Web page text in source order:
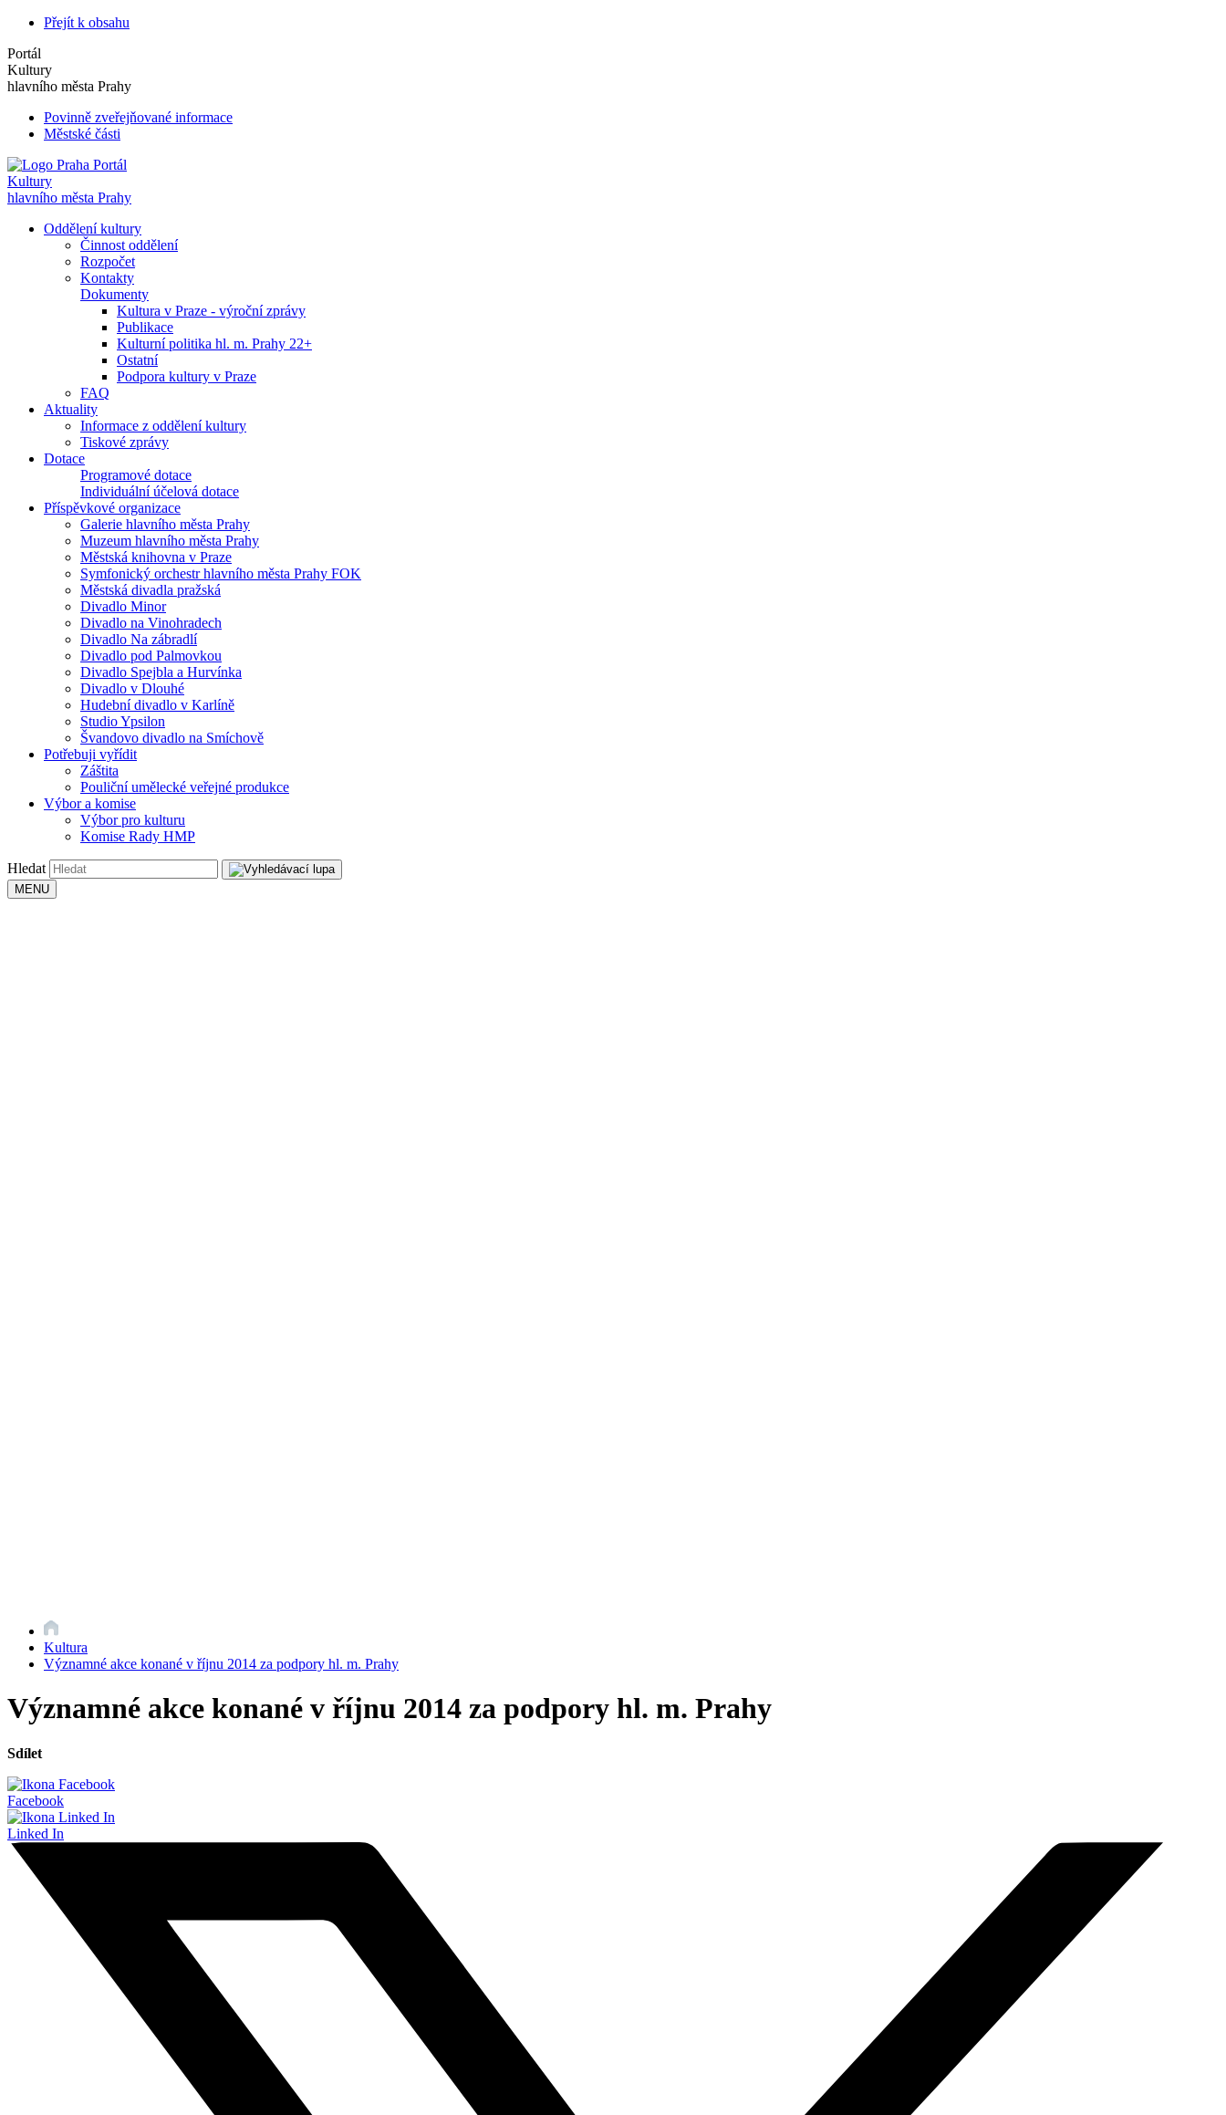
Přejít k obsahu
Portál
Kultury
hlavního města Prahy
Povinně zveřejňované informace
Městské části
Portál
Kultury
hlavního města Prahy
Oddělení kultury
Činnost oddělení
Rozpočet
Kontakty
Dokumenty
Kultura v Praze - výroční zprávy
Publikace
Kulturní politika hl. m. Prahy 22+
Ostatní
Podpora kultury v Praze
FAQ
Aktuality
Informace z oddělení kultury
Tiskové zprávy
Dotace
Programové dotace
Individuální účelová dotace
Příspěvkové organizace
Galerie hlavního města Prahy
Muzeum hlavního města Prahy
Městská knihovna v Praze
Symfonický orchestr hlavního města Prahy FOK
Městská divadla pražská
Divadlo Minor
Divadlo na Vinohradech
Divadlo Na zábradlí
Divadlo pod Palmovkou
Divadlo Spejbla a Hurvínka
Divadlo v Dlouhé
Hudební divadlo v Karlíně
Studio Ypsilon
Švandovo divadlo na Smíchově
Potřebuji vyřídit
Záštita
Pouliční umělecké veřejné produkce
Výbor a komise
Výbor pro kulturu
Komise Rady HMP
Hledat
MENU
Kultura
Významné akce konané v říjnu 2014 za podpory hl. m. Prahy
Významné akce konané v říjnu 2014 za podpory hl. m. Prahy
Sdílet
Facebook
Linked In